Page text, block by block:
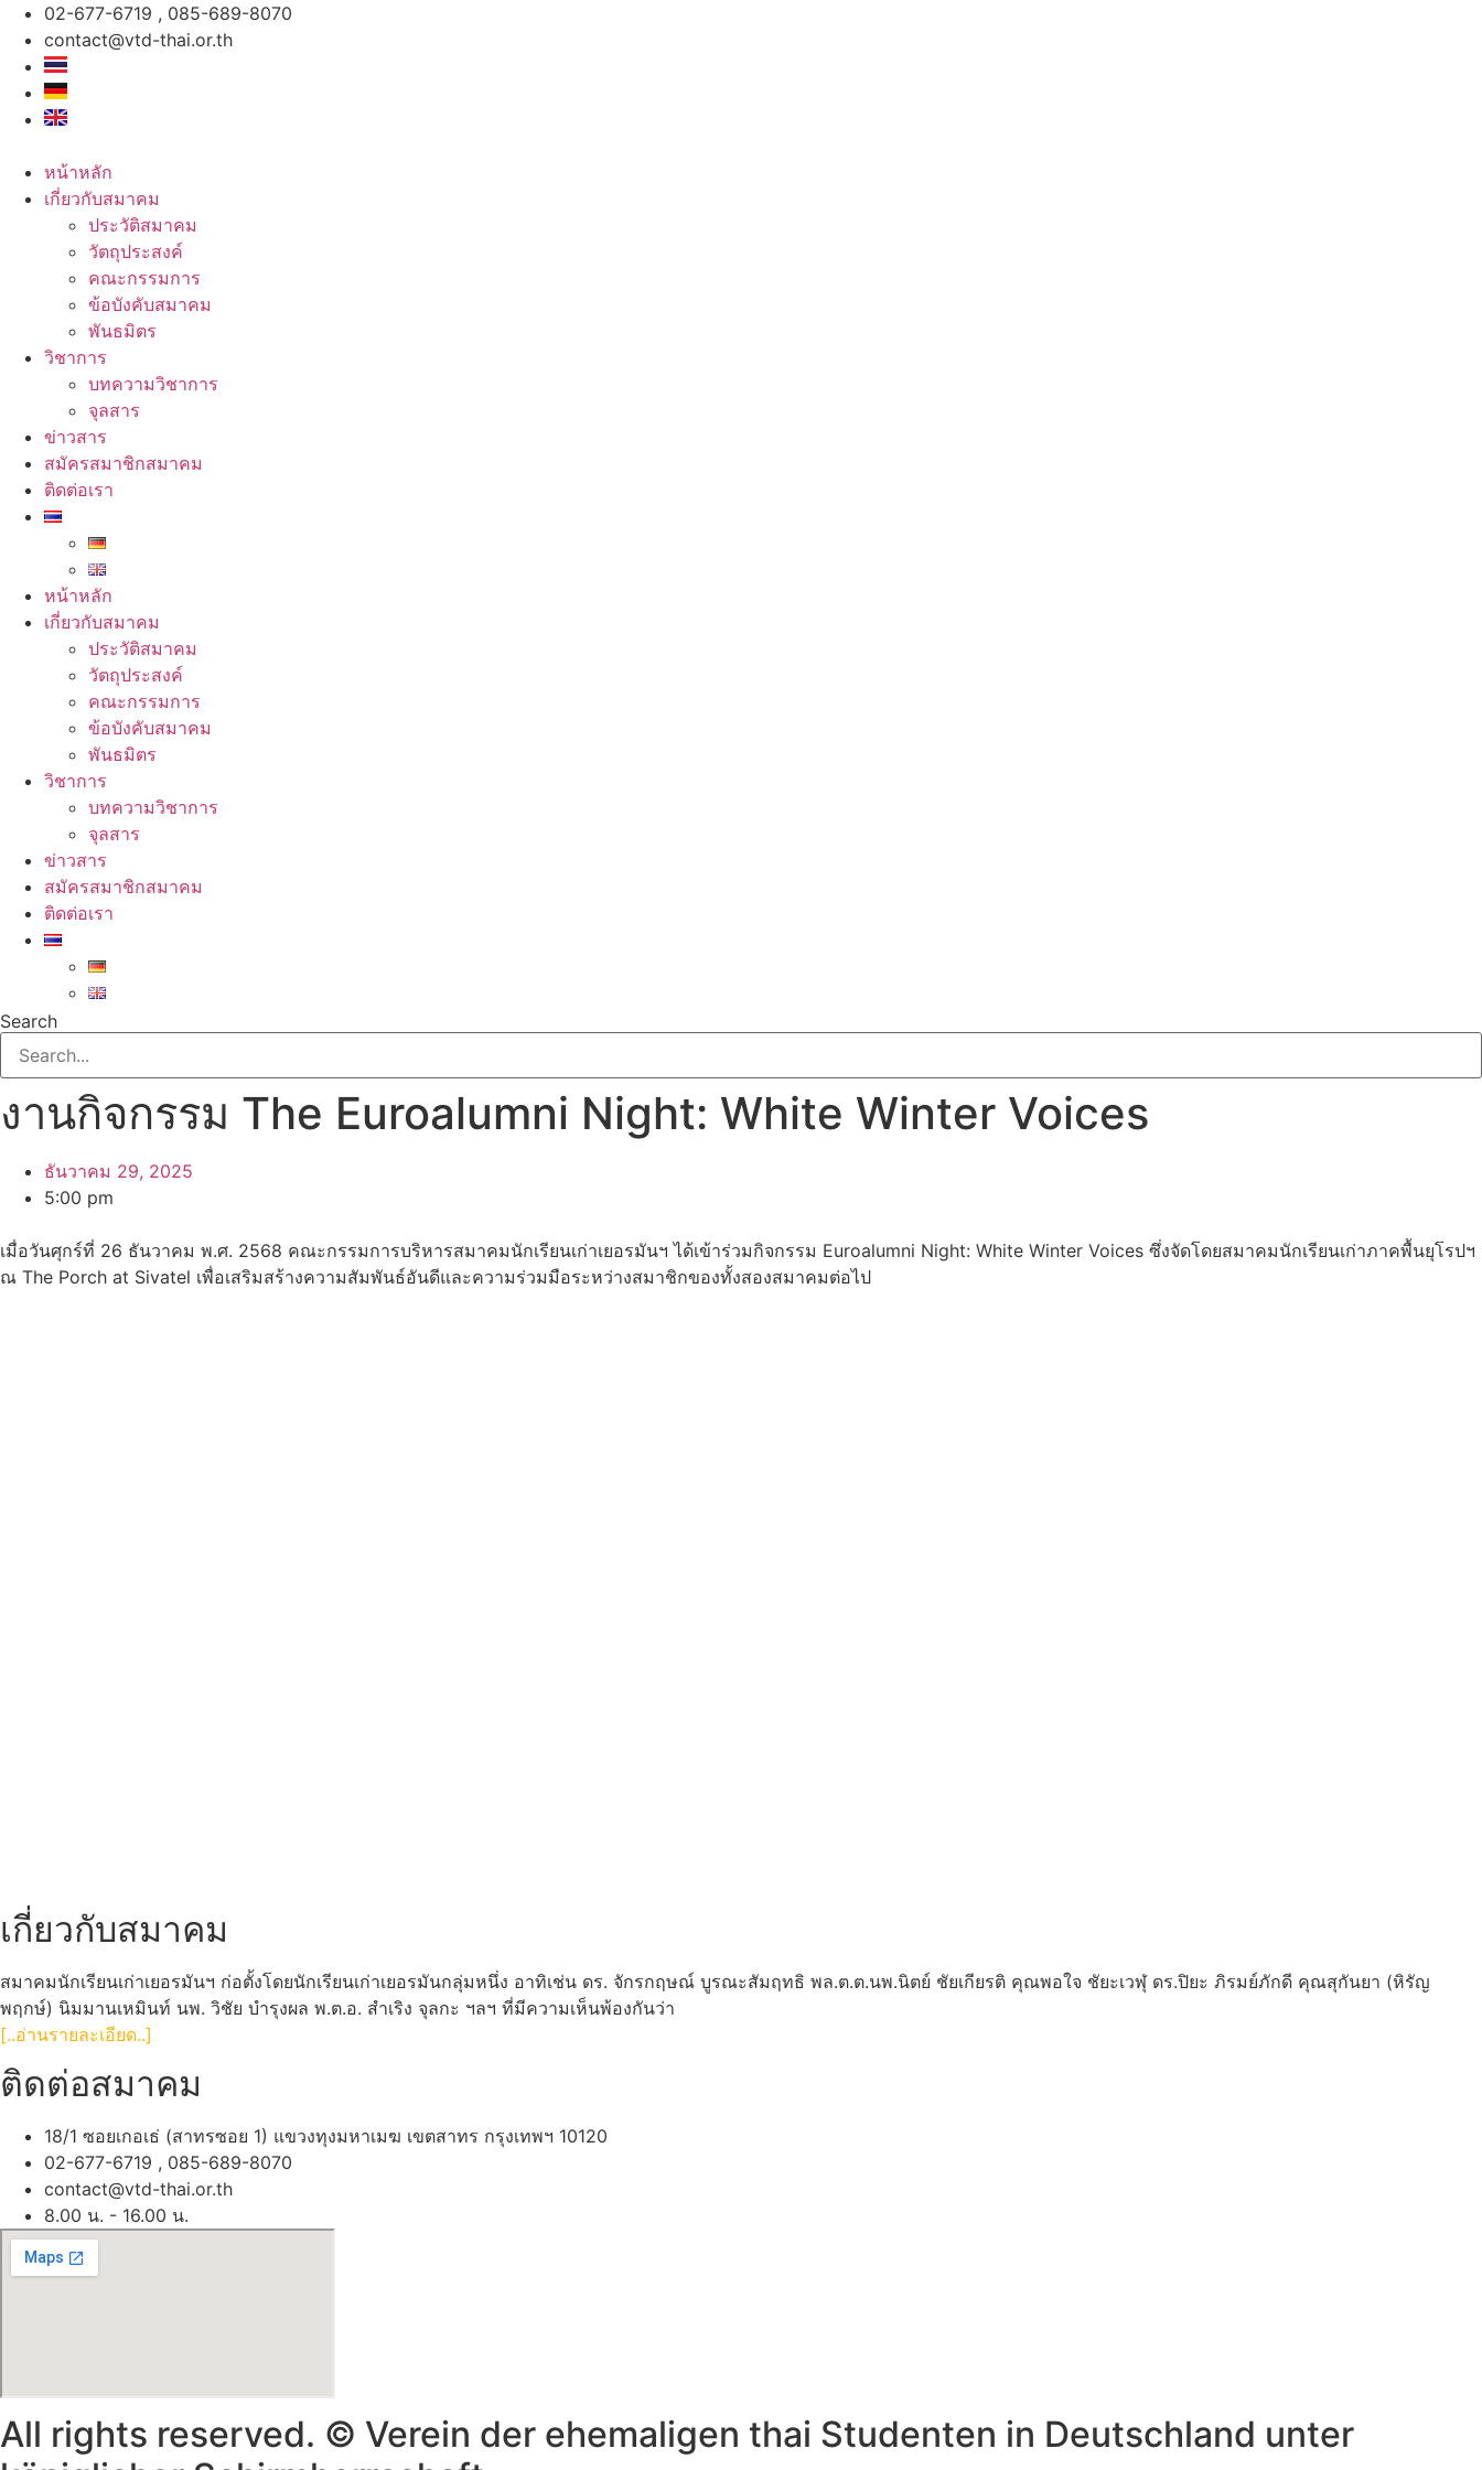
Skip
content
02-677-6719 , 085-689-8070
contact@vtd-thai.or.th
หน้าหลัก
เกี่ยวกับสมาคม
ประวัติสมาคม
วัตถุประสงค์
คณะกรรมการ
ข้อบังคับสมาคม
พันธมิตร
วิชาการ
บทความวิชาการ
จุลสาร
ข่าวสาร
สมัครสมาชิกสมาคม
ติดต่อเรา
หน้าหลัก
เกี่ยวกับสมาคม
ประวัติสมาคม
วัตถุประสงค์
คณะกรรมการ
ข้อบังคับสมาคม
พันธมิตร
วิชาการ
บทความวิชาการ
จุลสาร
ข่าวสาร
สมัครสมาชิกสมาคม
ติดต่อเรา
Search
งานกิจกรรม The Euroalumni Night: White Winter Voices
ธันวาคม 29, 2025
5:00 pm
เมื่อวันศุกร์ที่ 26 ธันวาคม พ.ศ. 2568 คณะกรรมการบริหารสมาคมนักเรียนเก่าเยอรมันฯ ได้เข้าร่วมกิจกรรม Euroalumni Night: White Winter Voices ซึ่งจัดโดยสมาคมนักเรียนเก่าภาคพื้นยุโรปฯ
ณ The Porch at Sivatel เพื่อเสริมสร้างความสัมพันธ์อันดีและความร่วมมือระหว่างสมาชิกของทั้งสองสมาคมต่อไป
เกี่ยวกับสมาคม
สมาคมนักเรียนเก่าเยอรมันฯ ก่อตั้งโดยนักเรียนเก่าเยอรมันกลุ่มหนึ่ง อาทิเช่น ดร. จักรกฤษณ์ บูรณะสัมฤทธิ พล.ต.ต.นพ.นิตย์ ชัยเกียรติ คุณพอใจ ชัยะเวฬุ ดร.ปิยะ ภิรมย์ภักดี คุณสุกันยา (หิรัญ
พฤกษ์) นิมมานเหมินท์ นพ. วิชัย บำรุงผล พ.ต.อ. สำเริง จุลกะ ฯลฯ ที่มีความเห็นพ้องกันว่า
[..อ่านรายละเอียด..]
ติดต่อสมาคม
18/1 ซอยเกอเธ่ (สาทรซอย 1) แขวงทุงมหาเมฆ เขตสาทร กรุงเทพฯ 10120
02-677-6719 , 085-689-8070
contact@vtd-thai.or.th
8.00 น. - 16.00 น.
All rights reserved. © Verein der ehemaligen thai Studenten in Deutschland unter